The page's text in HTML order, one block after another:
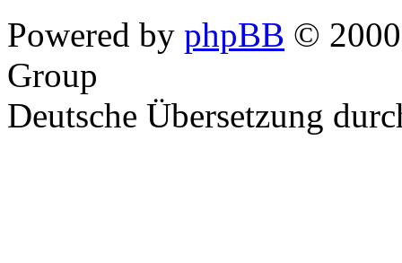
Powered by phpBB ©
Group
Deutsche Übersetzung